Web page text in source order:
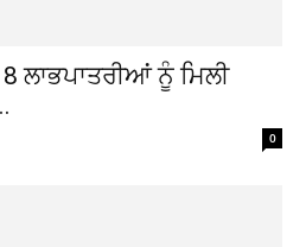
ਲਾਭਪਾਤਰੀਆਂ ਨੂੰ ਮਿਲੀ
0